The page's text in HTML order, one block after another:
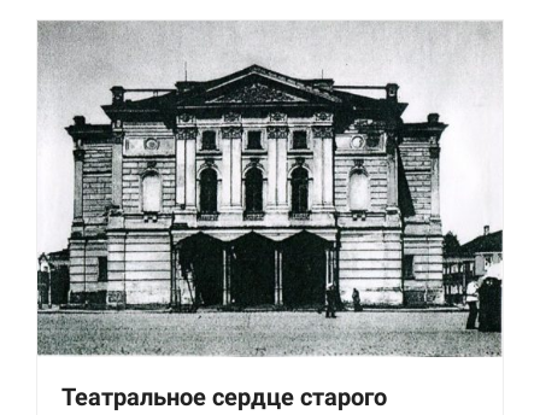
Театральное сердце старого